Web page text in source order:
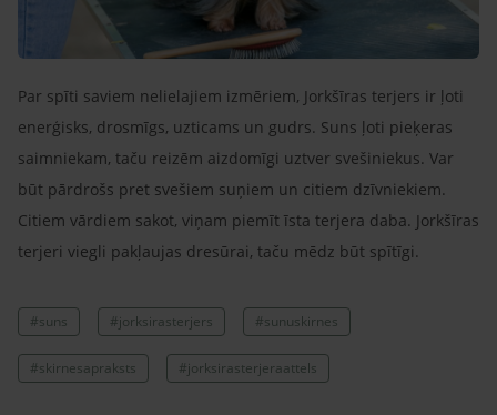
Par spīti saviem nelielajiem izmēriem, Jorkšīras terjers ir ļoti
enerģisks, drosmīgs, uzticams un gudrs. Suns ļoti pieķeras
saimniekam, taču reizēm aizdomīgi uztver svešiniekus. Var
būt pārdrošs pret svešiem suņiem un citiem dzīvniekiem.
Citiem vārdiem sakot, viņam piemīt īsta terjera daba. Jorkšīras
terjeri viegli pakļaujas dresūrai, taču mēdz būt spītīgi.
#suns #jorksirasterjers #sunuskirnes
#skirnesapraksts #jorksirasterjeraattels